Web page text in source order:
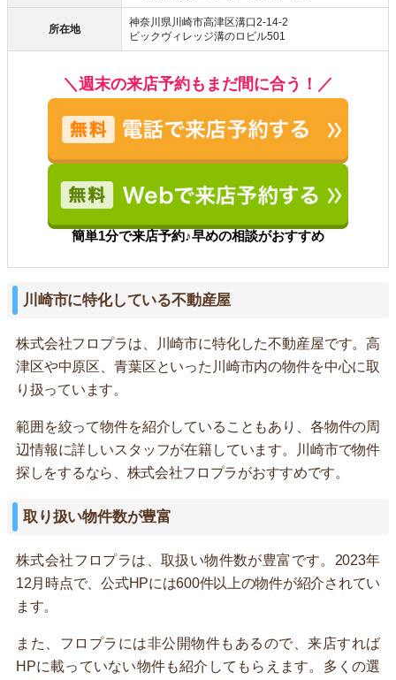
所在地
神奈川県川崎市高津区溝口2-14-2
ビックヴィレッジ溝のロビル501
＼週末の来店予約もまだ間に合う！／
簡単1分で来店予約♪早めの相談がおすすめ
川崎市に特化している不動産屋
株式会社フロプラは、川崎市に特化した不動産屋です。高
津区や中原区、青葉区といった川崎市内の物件を中心に取
り扱っています。
範囲を絞って物件を紹介していることもあり、各物件の周
辺情報に詳しいスタッフが在籍しています。川崎市で物件
探しをするなら、株式会社フロプラがおすすめです。
取り扱い物件数が豊富
株式会社フロプラは、取扱い物件数が豊富です。2023年
12月時点で、公式HPには600件以上の物件が紹介されてい
ます。
また、フロプラには非公開物件もあるので、来店すれば
HPに載っていない物件も紹介してもらえます。多くの選